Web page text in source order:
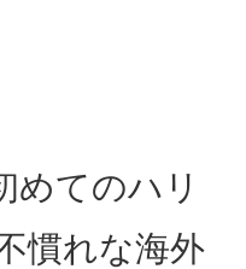
めてのハリ
慣れな海外